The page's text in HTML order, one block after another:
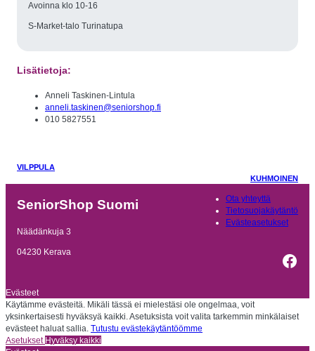
Avoinna klo 10-16
S-Market-talo Turinatupa
Lisätietoja:
Anneli Taskinen-Lintula
anneli.taskinen@seniorshop.fi
010 5827551
VILPPULA
KUHMOINEN
SeniorShop Suomi
Näädänkuja 3
04230 Kerava
Ota yhteyttä
Tietosuojakäytäntö
Evästeasetukset
Evästeet
Käytämme evästeitä. Mikäli tässä ei mielestäsi ole ongelmaa, voit
yksinkertaisesti hyväksyä kaikki. Asetuksista voit valita tarkemmin minkälaiset
evästeet haluat sallia. Tutustu evästekäytäntöömme
Asetukset Hyväksy kaikki